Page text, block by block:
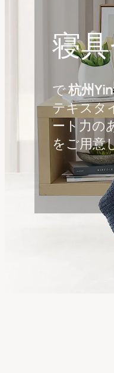
寝
で杭州
テキスタ
ート力の
をご用意